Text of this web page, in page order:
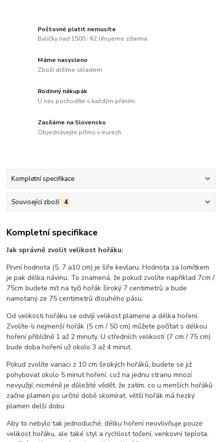
Poštovné platit nemusíte
Balíčky nad 1500,- Kč lifrujeme zdarma
Máme nasysleno
Zboží držíme skladem
Rodinný nákupák
U nás pochodíte s každým přáním
Zasíláme na Slovensko
Objednávejte přímo v eurech
Kompletní specifikace
Související zboží 4
Kompletní specifikace
Jak správně zvolit velikost hořáku:
První hodnota (5, 7 a10 cm) je šíře kevlaru. Hodnota za lomítkem
je pak délka návinu. To znamená, že pokud zvolíte například 7cm /
75cm budete mít na tyči hořák široký 7 centimetrů a bude
namotaný ze 75 centimetrů dlouhého pásu.
Od velikosti hořáku se odvíjí velikost plamene a délka hoření.
Zvolíte-li nejmenší hořák (5 cm / 50 cm) můžete počítat s délkou
hoření přibližně 1 až 2 minuty. U středních velikostí (7 cm / 75 cm)
bude doba hoření už okolo 3 až 4 minut.
Pokud zvolíte variaci z 10 cm širokých hořáků, budete se již
pohybovat okolo 5 minut hoření, což na jednu stranu mnozí
nevyužijí, nicméně je důležité vědět, že zatím, co u menších hořáků
začne plamen po určité době skomírat, větší hořák má hezký
plamen delší dobu.
Aby to nebylo tak jednoduché, délku hoření neovlivňuje pouze
velikost hořáku, ale také styl a rychlost točení, venkovní teplota,